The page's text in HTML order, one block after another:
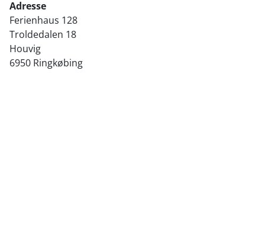
Adresse
Ferienhaus 128
Troldedalen 18
Houvig
6950 Ringkøbing